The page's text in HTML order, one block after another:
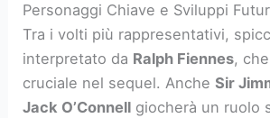
Personaggi Chiave e Sviluppi
Tra i volti più rappresentativi,
interpretato da Ralph Fiennes,
cruciale nel sequel. AncheSir
Jack O’Connell giocherà un ruolo